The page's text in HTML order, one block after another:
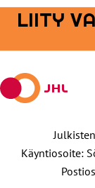
LIITY
Käyntiosoite: